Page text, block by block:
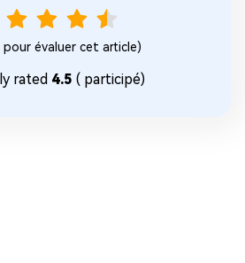
pour évaluer cet article)
rated 4.5 ( participé)